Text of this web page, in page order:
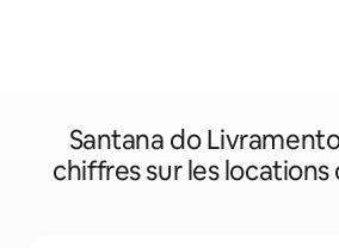
Santana do
chiffres sur les